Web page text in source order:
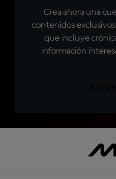
Crea ahora una
contenidos
que incluye
información